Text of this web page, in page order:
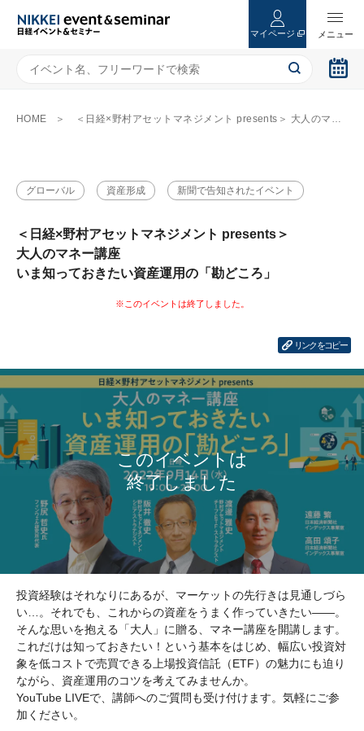
マイページ
HOME ＜日経×野村アセットマネジメント presents＞ 大人のマネー講座 いま知っておきたい資産運用の「勘どころ」
グローバル 資産形成 新聞で告知されたイベント
＜日経×野村アセットマネジメント presents＞
大人のマネー講座
いま知っておきたい資産運用の「勘どころ」
リンクをコピー
投資経験はそれなりにあるが、マーケットの先行きは見通しづら
い…。それでも、これからの資産をうまく作っていきたい――。
そんな思いを抱える「大人」に贈る、マネー講座を開講します。
これだけは知っておきたい！という基本をはじめ、幅広い投資対
象を低コストで売買できる上場投資信託（ETF）の魅力にも迫り
ながら、資産運用のコツを考えてみませんか。
YouTube LIVEで、講師へのご質問も受け付けます。気軽にご参
加ください。